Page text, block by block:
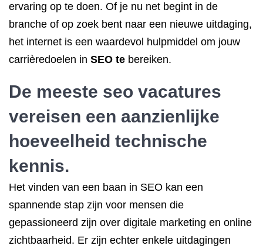
ervaring op te doen. Of je nu net begint in de
branche of op zoek bent naar een nieuwe uitdaging,
het internet is een waardevol hulpmiddel om jouw
carrièredoelen in SEO te bereiken.
De meeste seo vacatures
vereisen een aanzienlijke
hoeveelheid technische
kennis.
Het vinden van een baan in SEO kan een
spannende stap zijn voor mensen die
gepassioneerd zijn over digitale marketing en online
zichtbaarheid. Er zijn echter enkele uitdagingen